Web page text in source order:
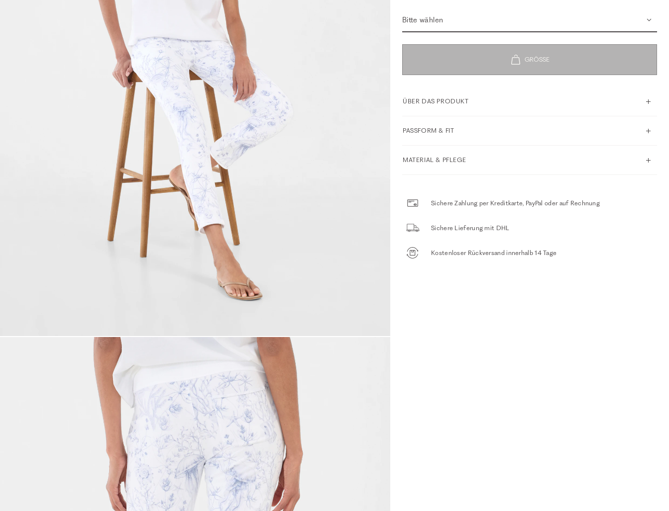
Bitte wählen
ÜBER DAS PRODUKT
PASSFORM & FIT
MATERIAL & PFLEGE
Sichere Zahlung per Kreditkarte, PayPal oder auf Rechnung
Sichere Lieferung mit DHL
Kostenloser Rückversand innerhalb 14 Tage